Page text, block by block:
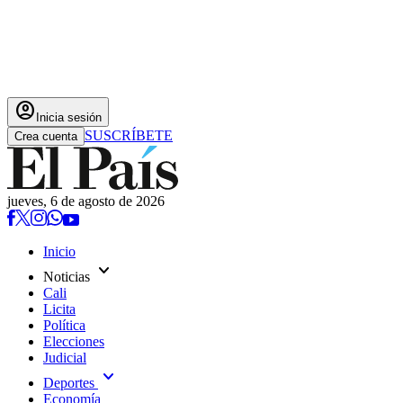
account_circle Inicia sesión
Crea cuenta SUSCRÍBETE
jueves, 6 de agosto de 2026
Inicio
Noticias expand_more
Cali
Licita
Política
Elecciones
Judicial
Deportes expand_more
Economía